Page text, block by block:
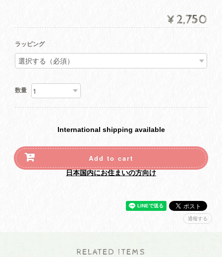
¥2,750
ラッピング
数量
International shipping available
Add to cart
日本国内にお住まいの方向け
通報する
RELATED ITEMS